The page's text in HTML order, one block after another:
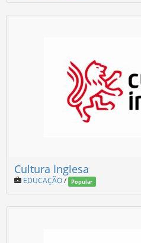
Cultura Inglesa
EDUCAÇÃO/ Popular